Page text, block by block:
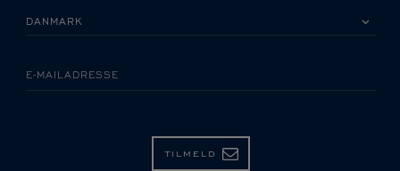
E-MAILADRESSE
TILMELD